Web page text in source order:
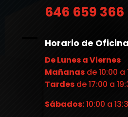
646 659 366
Horario de Oficina
De Lunes a Viernes
Mañanasde 10:00 a
Tardesde 17:00 a
Sábados:10:00 a